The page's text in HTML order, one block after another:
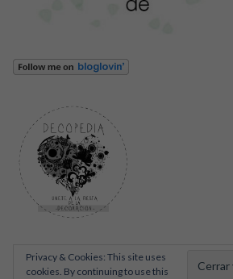
Privacy & Cookies: This site uses
cookies. By continuing to use this